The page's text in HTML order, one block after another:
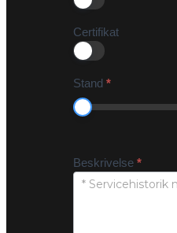
Certifikat
Stand *
Beskrivelse *